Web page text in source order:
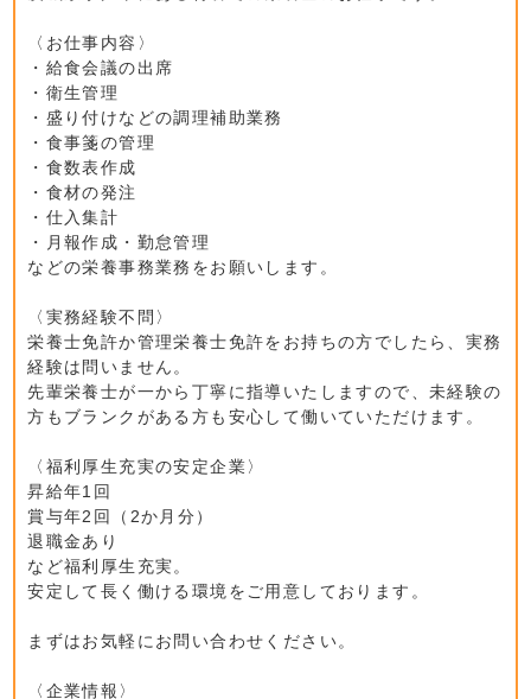
〈お仕事内容〉
・給食会議の出席
・衛生管理
・盛り付けなどの調理補助業務
・食事箋の管理
・食数表作成
・食材の発注
・仕入集計
・月報作成・勤怠管理
などの栄養事務業務をお願いします。
〈実務経験不問〉
栄養士免許か管理栄養士免許をお持ちの方でしたら、実務
経験は問いません。
先輩栄養士が一から丁寧に指導いたしますので、未経験の
方もブランクがある方も安心して働いていただけます。
〈福利厚生充実の安定企業〉
昇給年1回
賞与年2回（2か月分）
退職金あり
など福利厚生充実。
安定して長く働ける環境をご用意しております。
まずはお気軽にお問い合わせください。
〈企業情報〉